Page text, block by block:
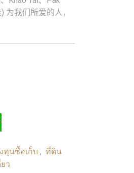
为我们所爱的人，
ทุนซื้อเก็บ , ที่ดิน
ว